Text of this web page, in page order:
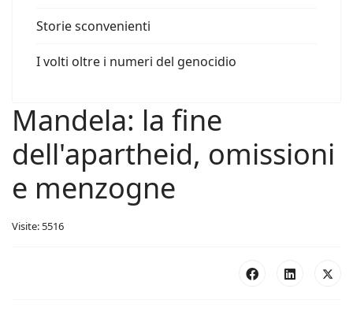
Storie sconvenienti
I volti oltre i numeri del genocidio
Mandela: la fine
dell'apartheid, omissioni
e menzogne
Visite: 5516